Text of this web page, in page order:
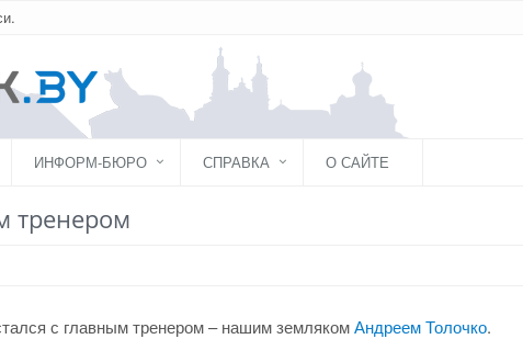
ИНФОРМ-БЮРО СПРАВКА О САЙТЕ
тренером
с главным тренером – нашим землякомАндреем Толочко.